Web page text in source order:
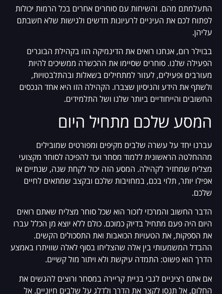
התעלמתם מהם. והשיחות עם סוחרים אחרים בכל הרמות יכולות
לפתוח לכם את העיניים לרעיונות חדשים ולגישות שלא חשבתם
עליהן.
בבוילר רום, אנחנו רואים את הדינמיקה הזו בקהילת הבוגרים
הפעילה שלנו. סוחרים שסיימו את ההכשרה ממשיכים להיות
מעורבים ופעילים, לעזור למתחילים בשאלות ובהתלבטויות,
ולשתף את הידע והניסיון שצברו. הקהילה הזו היא אחד הנכסים
החשובים והייחודיים ביותר שלנו ושל התלמידים.
המסע שלכם מתחיל היום
עברנו יחד על עשרה שלבים מקיפים ומפורטים שמובילים
מההחלטה הראשונית ללמוד מסחר ועד להפיכה לסוחר מקצועי
מצליח שמחזיר לקהילה. המסע הזה יכול לקחת שנה, שנתיים או
אפילו יותר, תלוי בכם, במחויבות שלכם ובקצב שמתאים לחיים
שלכם.
הדבר החשוב והמרכזי לזכור הוא שכל סוחר מצליח שאתם רואים
היום היה פעם מתחיל בדיוק כמוכם. כולם ללא יוצא מן הכלל עברו
את הספקות, את הטעויות הכואבות ואת התסכולים הקשים.
ההבדל המשמעותי בין אלה שהצליחו בסוף לאלה שוויתרו באמצע
הדרך הוא פשוט: התמדה עיקשת ולא ויתור מול קשיים.
אם אתם רציניים לגבי בניית קריירה במסחר ורוצים להגשים את
החלום, אל תנסו לקצר את הדרך ולדלג על שלבים חיוניים. אל